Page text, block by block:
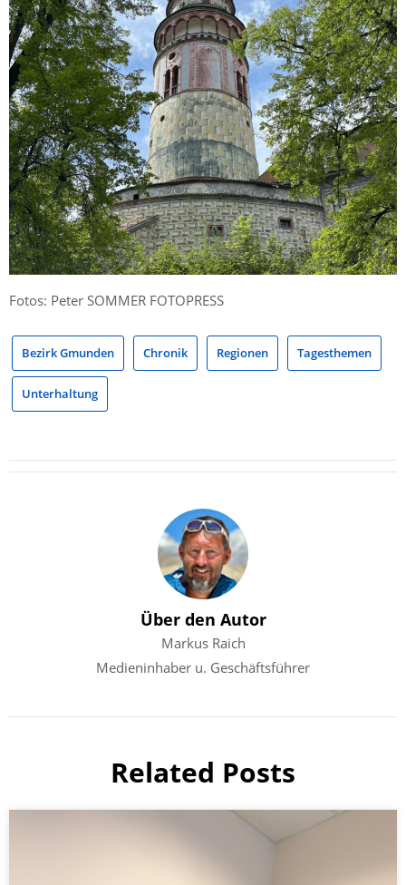
Fotos: Peter SOMMER FOTOPRESS
Bezirk Gmunden Chronik Regionen Tagesthemen
Unterhaltung
Über den Autor
Markus Raich
Medieninhaber u. Geschäftsführer
Related Posts